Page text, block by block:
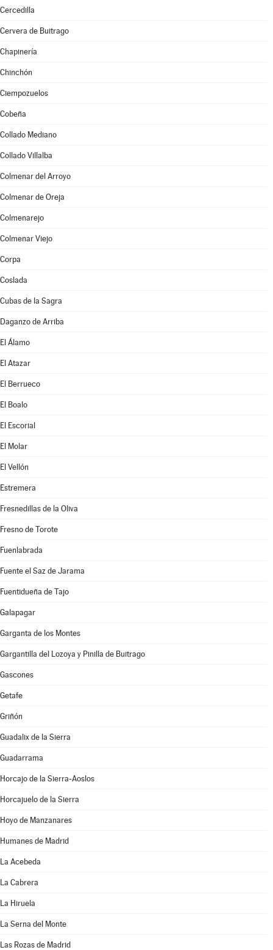
Cercedilla
Cervera de Buitrago
Chapinería
Chinchón
Ciempozuelos
Cobeña
Collado Mediano
Collado Villalba
Colmenar del Arroyo
Colmenar de Oreja
Colmenarejo
Colmenar Viejo
Corpa
Coslada
Cubas de la Sagra
Daganzo de Arriba
El Álamo
El Atazar
El Berrueco
El Boalo
El Escorial
El Molar
El Vellón
Estremera
Fresnedillas de la Oliva
Fresno de Torote
Fuenlabrada
Fuente el Saz de Jarama
Fuentidueña de Tajo
Galapagar
Garganta de los Montes
Gargantilla del Lozoya y Pinilla de Buitrago
Gascones
Getafe
Griñón
Guadalix de la Sierra
Guadarrama
Horcajo de la Sierra-Aoslos
Horcajuelo de la Sierra
Hoyo de Manzanares
Humanes de Madrid
La Acebeda
La Cabrera
La Hiruela
La Serna del Monte
Las Rozas de Madrid